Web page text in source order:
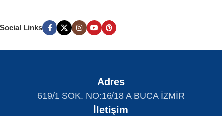
Social Links
Adres
619/1 SOK. NO:16/18 A BUCA İZMİR
İletişim